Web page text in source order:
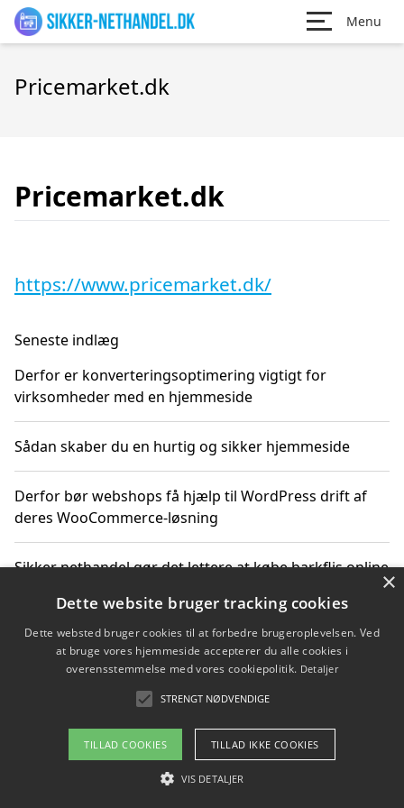
Menu
Pricemarket.dk
Pricemarket.dk
https://www.pricemarket.dk/
Seneste indlæg
Derfor er konverteringsoptimering vigtigt for
virksomheder med en hjemmeside
Sådan skaber du en hurtig og sikker hjemmeside
Derfor bør webshops få hjælp til WordPress drift af
deres WooCommerce-løsning
Sikker nethandel gør det lettere at købe barkflis online
Ting du bør vide før du vælger webbureau i Aarhus
Copyright 2026 - Pilanto Aps
Om / kontakt
Blog Betingelser
×
Dette website bruger tracking cookies
Dette websted bruger cookies til at forbedre brugeroplevelsen. Ved
at bruge vores hjemmeside accepterer du alle cookies i
overensstemmelse med vores cookiepolitik. Detaljer
STRENGT NØDVENDIGE
TILLAD COOKIES TILLAD IKKE COOKIES
VIS DETALJER